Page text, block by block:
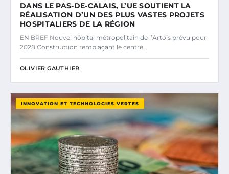
DANS LE PAS-DE-CALAIS, L’UE SOUTIENT LA
RÉALISATION D’UN DES PLUS VASTES PROJETS
HOSPITALIERS DE LA RÉGION
EN BREF Nouvel hôpital métropolitain de l’Artois prévu pour
2028 Construction remplaçant le centre…
OLIVIER GAUTHIER
INNOVATION ET TECHNOLOGIES VERTES